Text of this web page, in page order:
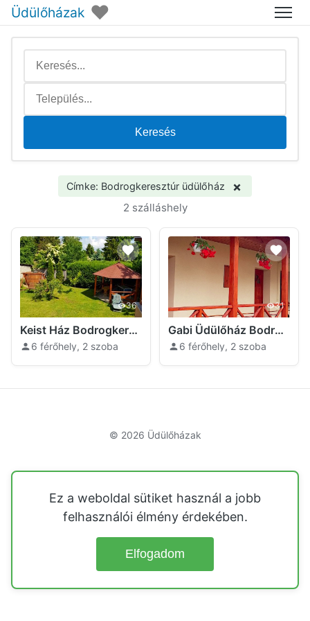
Üdülőházak ♥ Menü
Keresés
Címke: Bodrogkeresztúr üdülőház ×
2 szálláshely
36
Keist Ház Bodrogkeresztúr
6 férőhely, 2 szoba
31
Gabi Üdülőház Bodrogkeresztúr
6 férőhely, 2 szoba
© 2026 Üdülőházak
Ez a weboldal sütiket használ a jobb
felhasználói élmény érdekében.
Elfogadom